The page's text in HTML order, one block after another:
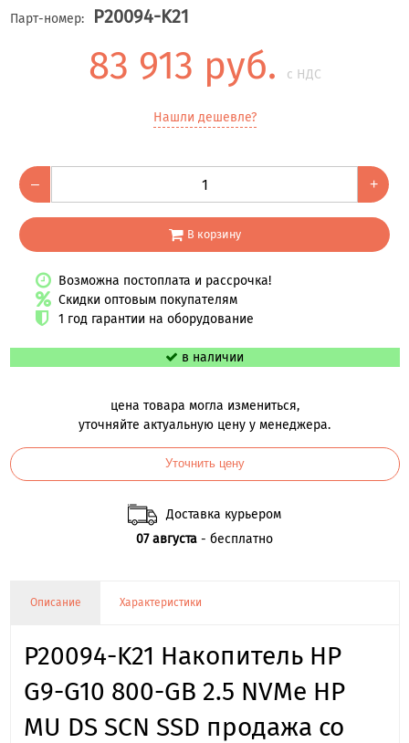
Парт-номер: P20094-K21
83 913 руб. с НДС
Нашли дешевле?
– +
В корзину
Возможна постоплата и рассрочка!
Скидки оптовым покупателям
1 год гарантии на оборудование
в наличии
цена товара могла измениться,
уточняйте актуальную цену у менеджера.
Уточнить цену
Доставка курьером
07 августа - бесплатно
Описание Характеристики
P20094-K21 Накопитель HP
G9-G10 800-GB 2.5 NVMe HP
MU DS SCN SSD продажа со